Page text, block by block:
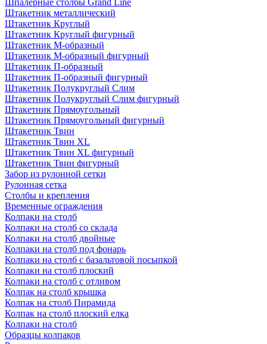
Шпалерные столбы Grand Line
Штакетник металлический
Штакетник Круглый
Штакетник Круглый фигурный
Штакетник М-образный
Штакетник М-образный фигурный
Штакетник П-образный
Штакетник П-образный фигурный
Штакетник Полукруглый Слим
Штакетник Полукруглый Слим фигурный
Штакетник Прямоугольный
Штакетник Прямоугольный фигурный
Штакетник Твин
Штакетник Твин XL
Штакетник Твин XL фигурный
Штакетник Твин фигурный
Забор из рулонной сетки
Рулонная сетка
Столбы и крепления
Временные ограждения
Колпаки на столб
Колпаки на столб со склада
Колпаки на столб двoйные
Колпаки на столб под фонарь
Колпаки на столб с базальтовой посыпкой
Колпаки на столб плоский
Колпаки на столб с отливом
Колпак на столб крышка
Колпак на столб Пирамида
Колпак на столб плоский елка
Колпаки на столб
Образцы колпаков